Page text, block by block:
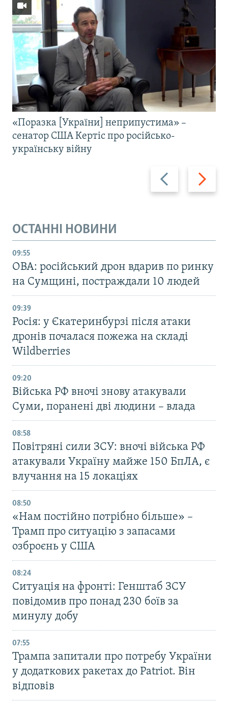
Назад Вперед
«Поразка [України] неприпустима» –
сенатор США Кертіс про російсько-
українську війну
ОСТАННІ НОВИНИ
09:55
ОВА: російський дрон вдарив по ринку
на Сумщині, постраждали 10 людей
09:39
Росія: у Єкатеринбурзі після атаки
дронів почалася пожежа на складі
Wildberries
09:20
Війська РФ вночі знову атакували
Суми, поранені дві людини – влада
08:58
Повітряні сили ЗСУ: вночі війська РФ
атакували Україну майже 150 БпЛА, є
влучання на 15 локаціях
08:50
«Нам постійно потрібно більше» –
Трамп про ситуацію з запасами
озброєнь у США
08:24
Ситуація на фронті: Генштаб ЗСУ
повідомив про понад 230 боїв за
минулу добу
07:55
Трампа запитали про потребу України
у додаткових ракетах до Patriot. Він
відповів